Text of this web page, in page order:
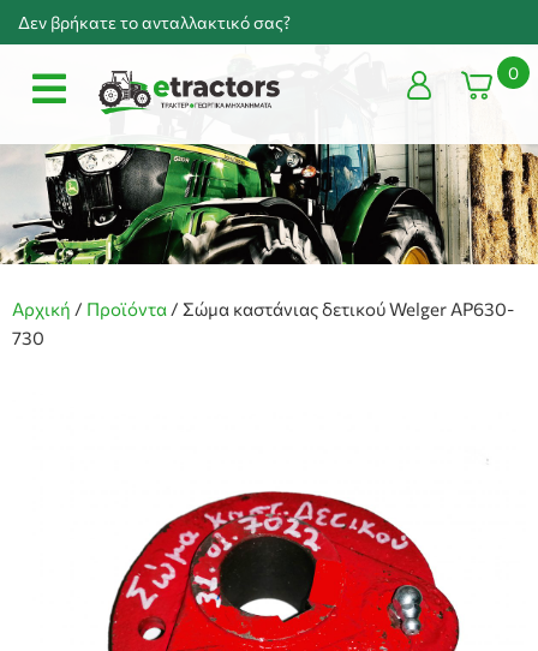
Δεν βρήκατε το ανταλλακτικό σας?
0
Αρχική / Προϊόντα / Σώμα καστάνιας δετικού Welger AP630-
730